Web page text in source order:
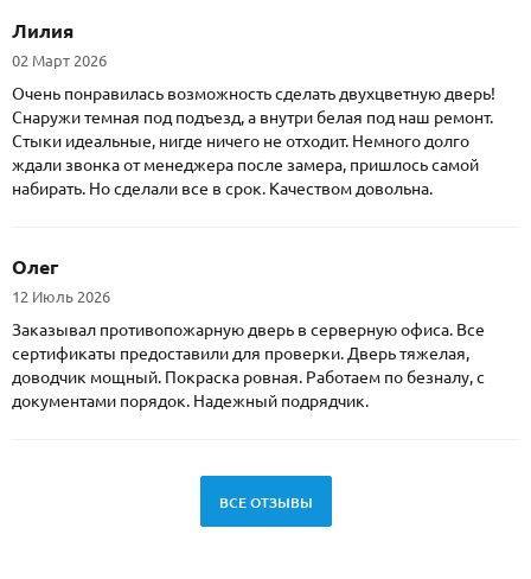
Лилия
02 Март 2026
Очень понравилась возможность сделать двухцветную дверь!
Снаружи темная под подъезд, а внутри белая под наш ремонт.
Стыки идеальные, нигде ничего не отходит. Немного долго
ждали звонка от менеджера после замера, пришлось самой
набирать. Но сделали все в срок. Качеством довольна.
Олег
12 Июль 2026
Заказывал противопожарную дверь в серверную офиса. Все
сертификаты предоставили для проверки. Дверь тяжелая,
доводчик мощный. Покраска ровная. Работаем по безналу, с
документами порядок. Надежный подрядчик.
ВСЕ ОТЗЫВЫ